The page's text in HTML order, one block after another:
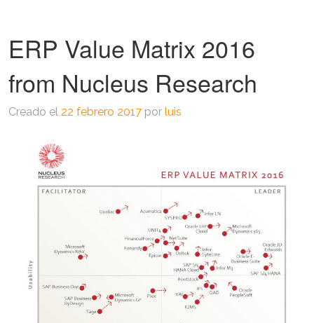
ERP Value Matrix 2016
from Nucleus Research
Creado el 22 febrero 2017por luis